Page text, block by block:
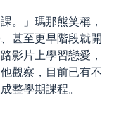
。」瑪那熊笑稱，
甚至更早階段就開
影片上學習戀愛，
觀察，目前已有不
整學期課程。